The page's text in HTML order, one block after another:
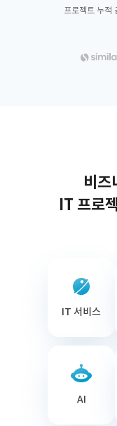
프로젝트 누적
비즈
IT 프로
IT 서비스
AI